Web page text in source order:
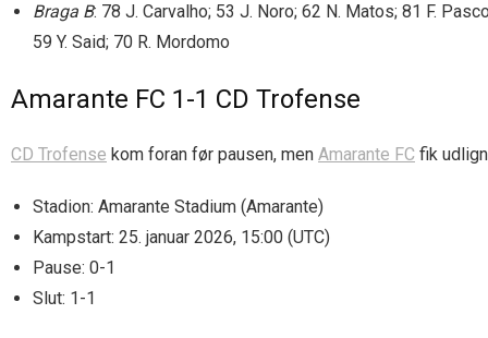
Braga B: 78 J. Carvalho; 53 J. Noro; 62 N. Matos; 81 F.
59 Y. Said; 70 R. Mordomo
Amarante FC 1-1 CD Trofense
CD Trofense kom foran før pausen, men Amarante FC fik
Stadion: Amarante Stadium (Amarante)
Kampstart: 25. januar 2026, 15:00 (UTC)
Pause: 0-1
Slut: 1-1